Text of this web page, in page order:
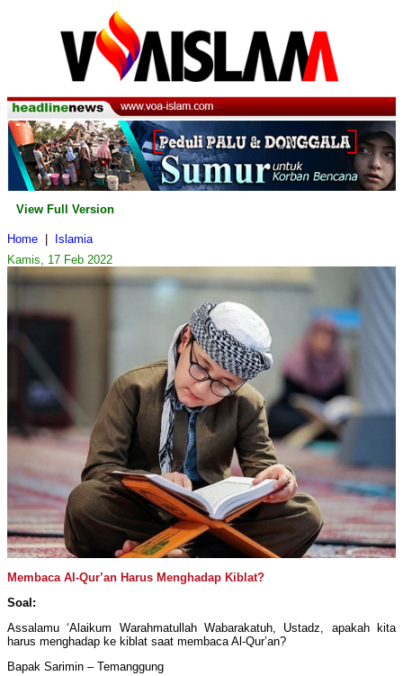
View Full Version
Home
Islamia
Kamis, 17 Feb 2022
Membaca Al-Qur’an Harus Menghadap Kiblat?
Soal:
Assalamu ‘Alaikum Warahmatullah Wabarakatuh, Ustadz, apakah kita
harus menghadap ke kiblat saat membaca Al-Qur’an?
Bapak Sarimin – Temanggung